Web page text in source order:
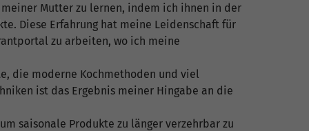
Mutter zu lernen, indem ich ihnen in der
Diese Erfahrung hat meine Leidenschaft für
zu arbeiten, wo ich meine
die moderne Kochmethoden und viel
ist das Ergebnis meiner Hingabe an die
saisonale Produkte zu länger verzehrbar zu